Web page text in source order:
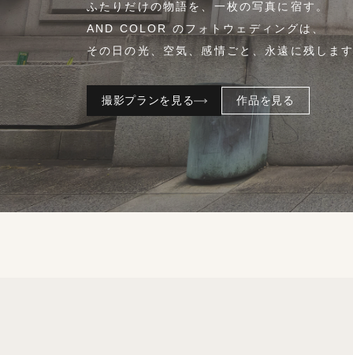
ふたりだけの物語を、一枚の写真に宿す。
AND COLOR のフォトウェディングは、
その日の光、空気、感情ごと、永遠に残しま
撮影プランを見る 作品を見る